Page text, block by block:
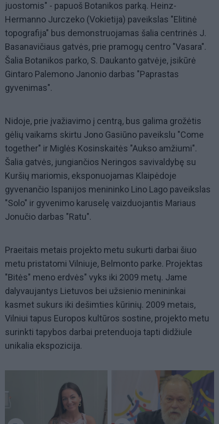
juostomis" - papuoš Botanikos parką. Heinz-
Hermanno Jurczeko (Vokietija) paveikslas "Elitinė
topografija" bus demonstruojamas šalia centrinės J.
Basanavičiaus gatvės, prie pramogų centro "Vasara".
Šalia Botanikos parko, S. Daukanto gatvėje, įsikūrė
Gintaro Palemono Janonio darbas "Paprastas
gyvenimas".
Nidoje, prie įvažiavimo į centrą, bus galima grožėtis
gėlių vaikams skirtu Jono Gasiūno paveikslu "Come
together" ir Miglės Kosinskaitės "Aukso amžiumi".
Šalia gatvės, jungiančios Neringos savivaldybę su
Kuršių mariomis, eksponuojamas Klaipėdoje
gyvenančio Ispanijos menininko Lino Lago paveikslas
"Solo" ir gyvenimo karuselę vaizduojantis Mariaus
Jonučio darbas "Ratu".
Praeitais metais projekto metu sukurti darbai šiuo
metu pristatomi Vilniuje, Belmonto parke. Projektas
"Bitės" meno erdvės" vyks iki 2009 metų. Jame
dalyvaujantys Lietuvos bei užsienio menininkai
kasmet sukurs iki dešimties kūrinių. 2009 metais,
Vilniui tapus Europos kultūros sostine, projekto metu
surinkti tapybos darbai pretenduoja tapti didžiule
unikalia ekspozicija.